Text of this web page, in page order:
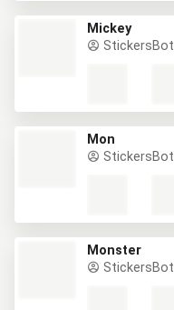
Mickey
StickersBot
Mon
StickersBot
Monster
StickersBot